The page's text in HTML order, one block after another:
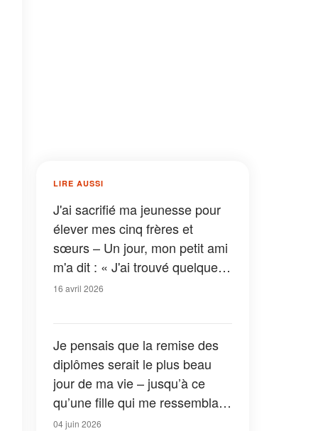
LIRE AUSSI
J'ai sacrifié ma jeunesse pour
élever mes cinq frères et
sœurs – Un jour, mon petit ami
m'a dit : « J'ai trouvé quelque
chose dans la chambre de ta
16 avril 2026
Je pensais que la remise des
diplômes serait le plus beau
jour de ma vie – jusqu’à ce
qu’une fille qui me ressemblait
comme deux gouttes d’eau
04 juin 2026